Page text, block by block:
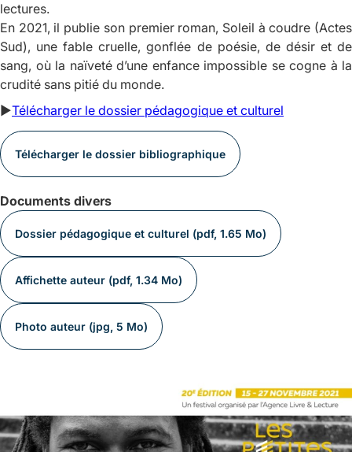
lectures.
En 2021, il publie son premier roman, Soleil à coudre (Actes
Sud), une fable cruelle, gonflée de poésie, de désir et de
sang, où la naïveté d’une enfance impossible se cogne à la
crudité sans pitié du monde.
►Télécharger le dossier pédagogique et culturel
Télécharger le dossier bibliographique
Documents divers
Dossier pédagogique et culturel (pdf, 1.65 Mo)
Affichette auteur (pdf, 1.34 Mo)
Photo auteur (jpg, 5 Mo)